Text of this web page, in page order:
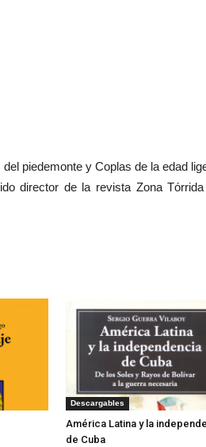
piedemonte y Coplas de la edad
director de la revista Zona
Descargables
América Latina y la
de Cuba